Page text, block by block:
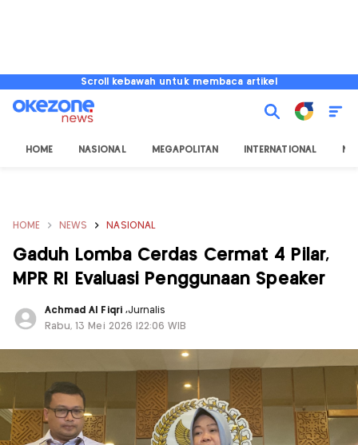
Scroll kebawah untuk membaca artikel
HOME NASIONAL MEGAPOLITAN INTERNATIONAL
HOME NEWS NASIONAL
Gaduh Lomba Cerdas Cermat 4 Pilar,
MPR RI Evaluasi Penggunaan Speaker
Achmad Al Fiqri ,Jurnalis
Rabu, 13 Mei 2026 |22:06 WIB